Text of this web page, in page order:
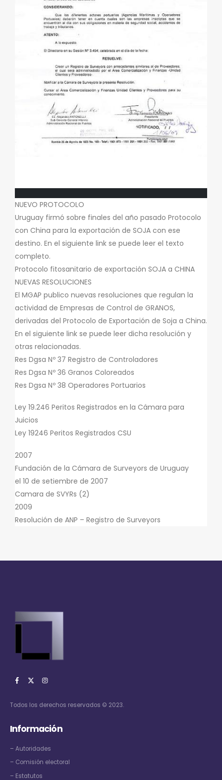
NUEVO PROTOCOLO
Uruguay firmó sobre finales del año pasado Protocolo
con China para la exportación de SOJA con ese
destino. En el siguiente link se puede leer el texto
completo.
Protocolo fitosanitario de exportación SOJA a CHINA
NUEVAS RESOLUCIONES
El MGAP publico nuevas resoluciones que regulan la
actividad de Empresas de Control de GRANOS,
derivadas del Protocolo de Exportación de Soja a China.
En el siguiente link se puede leer dicha resolución y
otras relacionadas.
Res Dgsa Nº 37 Registro de Controladores
Res Dgsa Nº 36 Granos Coloreados
Res Dgsa Nº 38 Operadores Portuarios
Ley 19.246 Peritos Registrados en la Cámara para
Juicios
Ley 19246 Peritos Registrados CSU
2007
Fundación de la Cámara de Surveyors de Uruguay
el 10 de setiembre de 2007
Camara de SVYRs (2)
2009
Resolución de ANP – Registro de Surveyors
Todos los derechos reservados © 2023.
Información
– Autoridades
– Comisión electoral
– Estatutos